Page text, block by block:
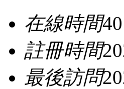
在線時間
註冊時間
最後訪問